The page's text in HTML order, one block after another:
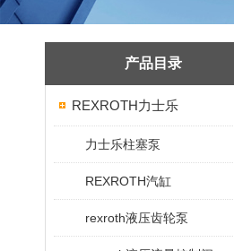
产品目录
REXROTH力士乐
力士乐柱塞泵
REXROTH汽缸
rexroth液压齿轮泵